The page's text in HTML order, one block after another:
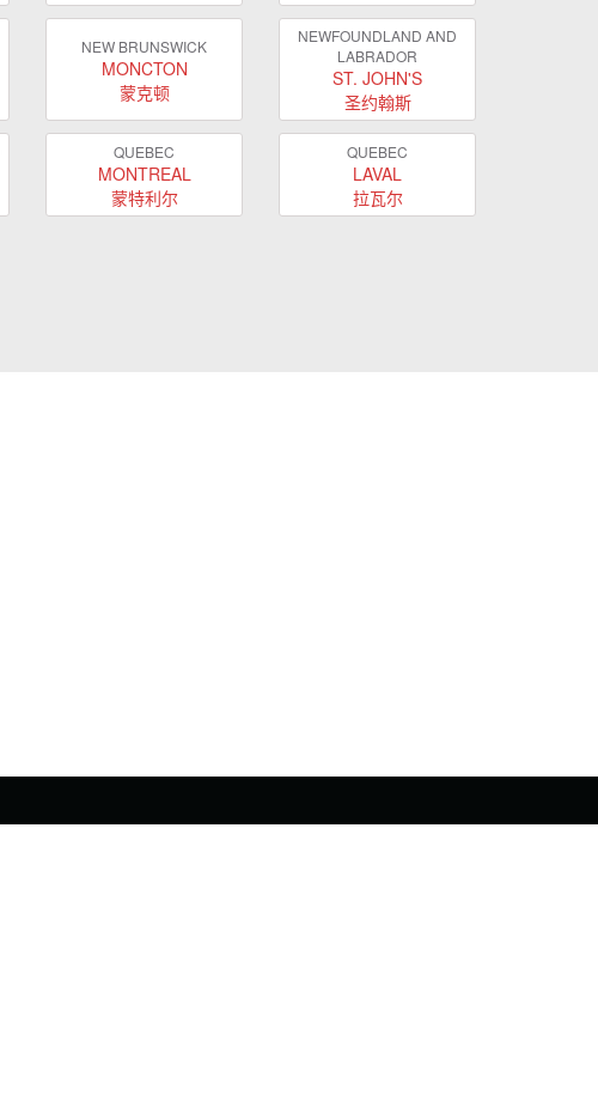
NEW BRUNSWICK
MONCTON
蒙克顿
NEWFOUNDLAND AND
LABRADOR
ST. JOHN'S
圣约翰斯
QUEBEC
MONTREAL
蒙特利尔
QUEBEC
LAVAL
拉瓦尔